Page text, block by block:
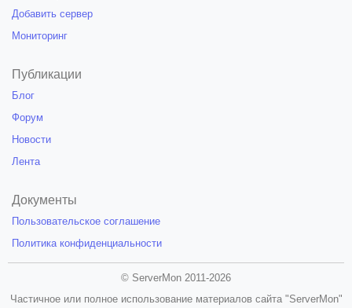
Добавить сервер
Мониторинг
Публикации
Блог
Форум
Новости
Лента
Документы
Пользовательское соглашение
Политика конфиденциальности
© ServerMon 2011-2026
Частичное или полное использование материалов сайта "ServerMon"